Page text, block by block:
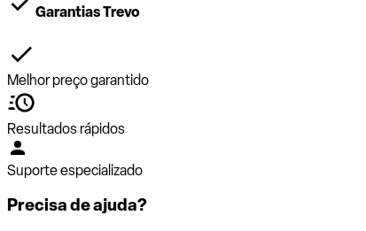
Garantias Trevo
Melhor preço garantido
Resultados rápidos
Suporte especializado
Precisa de ajuda?